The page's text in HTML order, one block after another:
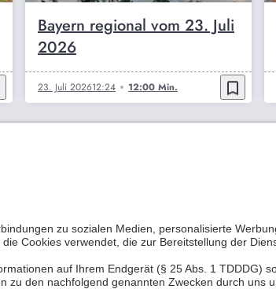
Bayern regional vom 23. Juli
2026
23. Juli 202612:24 12:00 Min. bookmark_border